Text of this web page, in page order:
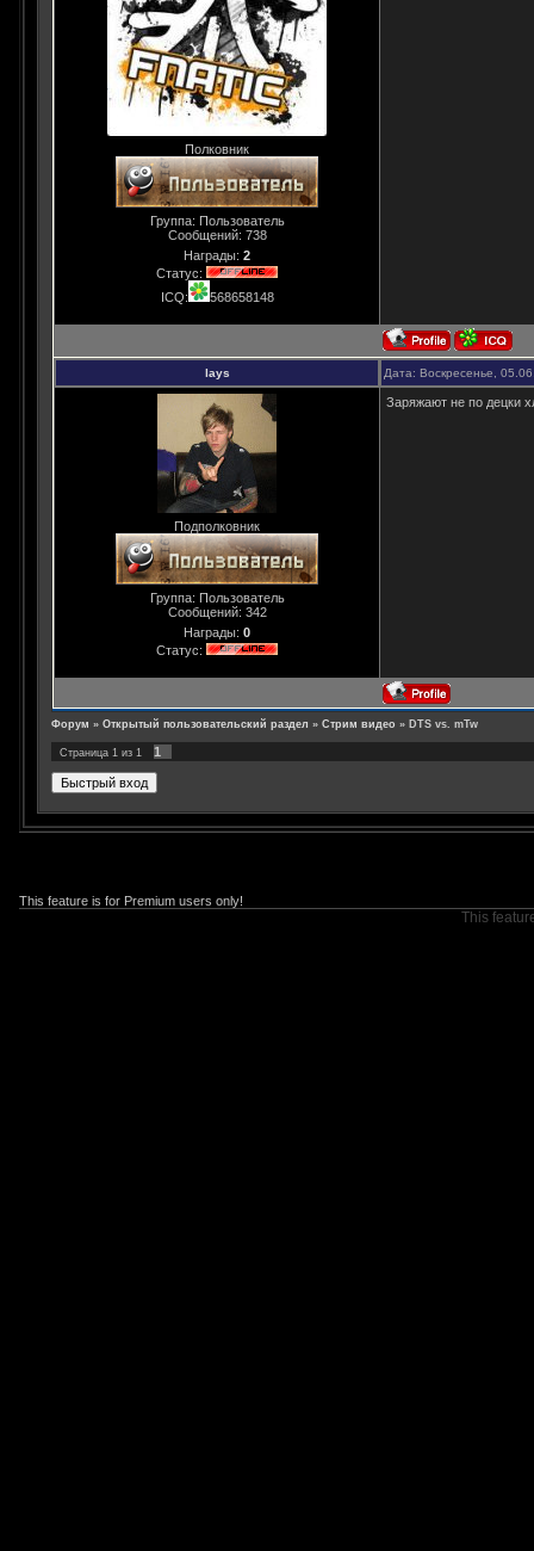
Полковник
Группа: Пользователь
Сообщений: 738
Награды: 2
Статус:
ICQ:
568658148
lays Дата: Воскресенье,
Подполковник
Группа: Пользователь
Сообщений: 342
Награды: 0
Статус:
Заряжают не по децки
Форум » Открытый пользовательский раздел » Стрим видео » DTS vs. mTw
Страница 1 из 1 1
This feature is for Premium users only!
This